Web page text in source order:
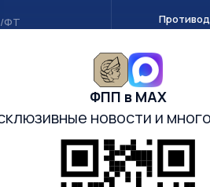
ФТ
О
ФПП в МАХ
новости и